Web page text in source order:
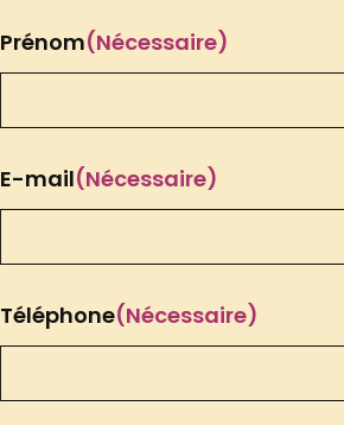
Prénom(Nécessaire)
E-mail(Nécessaire)
Téléphone(Nécessaire)